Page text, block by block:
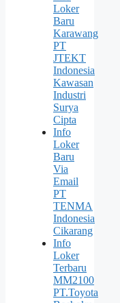
Loker
Baru
Karawang
PT
JTEKT
Indonesia
Kawasan
Industri
Surya
Cipta
Info
Loker
Baru
Via
Email
PT
TENMA
Indonesia
Cikarang
Info
Loker
Terbaru
MM2100
PT.Toyota